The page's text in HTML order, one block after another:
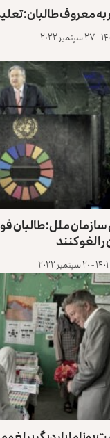
به معروف طالبان:
سازمان ملل: طالبان
لغو کنند